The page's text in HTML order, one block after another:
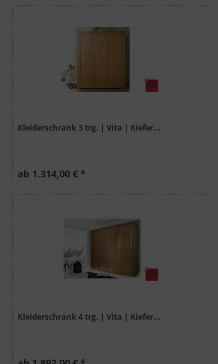
Kleiderschrank 3 trg. | Vita | Kiefer...
ab 1.314,00 € *
Kleiderschrank 4 trg. | Vita | Kiefer...